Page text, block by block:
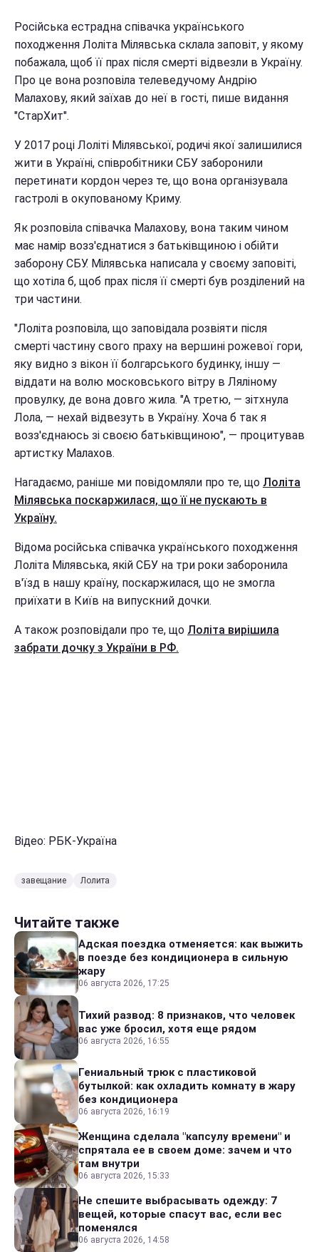
Російська естрадна співачка українського
походження Лоліта Мілявська склала заповіт, у якому
побажала, щоб її прах після смерті відвезли в Україну.
Про це вона розповіла телеведучому Андрію
Малахову, який заїхав до неї в гості, пише видання
"СтарХит".
У 2017 році Лоліті Мілявської, родичі якої залишилися
жити в Україні, співробітники СБУ заборонили
перетинати кордон через те, що вона організувала
гастролі в окупованому Криму.
Як розповіла співачка Малахову, вона таким чином
має намір возз'єднатися з батьківщиною і обійти
заборону СБУ. Мілявська написала у своєму заповіті,
що хотіла б, щоб прах після її смерті був розділений на
три частини.
"Лоліта розповіла, що заповідала розвіяти після
смерті частину свого праху на вершині рожевої гори,
яку видно з вікон її болгарського будинку, іншу —
віддати на волю московського вітру в Ляліному
провулку, де вона довго жила. "А третю, — зітхнула
Лола, — нехай відвезуть в Україну. Хоча б так я
возз'єднаюсь зі своєю батьківщиною", — процитував
артистку Малахов.
Нагадаємо, раніше ми повідомляли про те, що Лоліта
Мілявська поскаржилася, що її не пускають в
Україну.
Відома російська співачка українського походження
Лоліта Мілявська, якій СБУ на три роки заборонила
в'їзд в нашу країну, поскаржилася, що не змогла
приїхати в Київ на випускний дочки.
А також розповідали про те, що Лоліта вирішила
забрати дочку з України в РФ.
Відео: РБК-Україна
завещание Лолита
Читайте также
Адская поездка отменяется: как выжить
в поезде без кондиционера в сильную
жару
06 августа 2026, 17:25
Тихий развод: 8 признаков, что человек
вас уже бросил, хотя еще рядом
06 августа 2026, 16:55
Гениальный трюк с пластиковой
бутылкой: как охладить комнату в жару
без кондиционера
06 августа 2026, 16:19
Женщина сделала "капсулу времени" и
спрятала ее в своем доме: зачем и что
там внутри
06 августа 2026, 15:33
Не спешите выбрасывать одежду: 7
вещей, которые спасут вас, если вес
поменялся
06 августа 2026, 14:58